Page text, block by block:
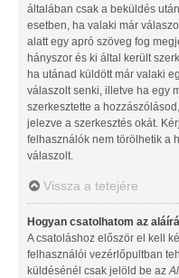
általában csak a beküldés
esetben, ha valaki már
alatt egy apró szöveg fog
hányszor és ki által került
ha utánad küldött már valaki
válaszolt senki, illetve ha egy
szerkesztette a
jelezve a szerkesztés okát.
felhasználók nem törölhetik a
válaszolt.
Vissza a tetejére
Hogyan csatolhatom az
A csatoláshoz először el kell
felhasználói vezérlőpultban
küldésénél csak jelöld be az